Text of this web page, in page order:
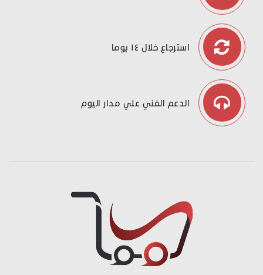
استرجاع خلال ١٤ يوما
الدعم الفني علي مدار اليوم